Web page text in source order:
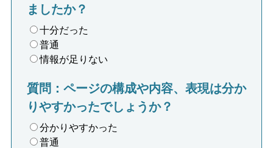
ましたか？
十分だった
普通
情報が足りない
質問：ページの構成や内容、表現は分か
りやすかったでしょうか？
分かりやすかった
普通